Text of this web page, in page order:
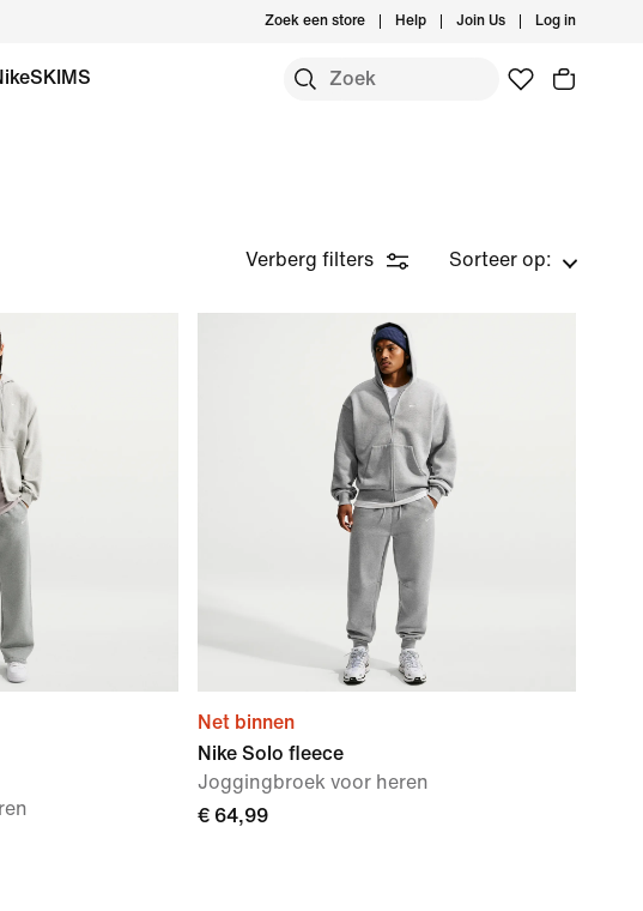
Zoek een store Help Join Us Log in
Verberg filters Sorteer op:
Net binnen
Nike Solo fleece
Joggingbroek voor heren
€ 64,99